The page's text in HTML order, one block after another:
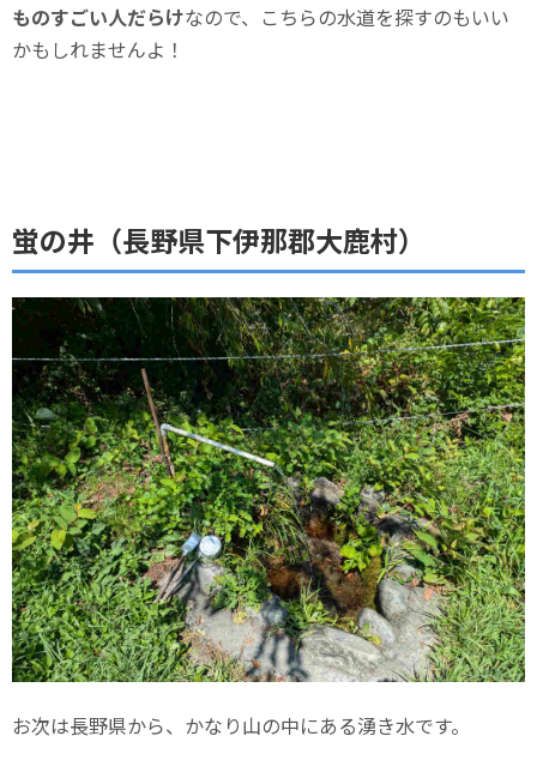
ものすごい人だらけなので、こちらの水道を探すのもいい
かもしれませんよ！
蛍の井（長野県下伊那郡大鹿村）
お次は長野県から、かなり山の中にある湧き水です。